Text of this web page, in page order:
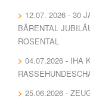
12.07. 2026 - 30
BÄRENTAL
ROSENTAL
04.07.2026 - IHA
25.06.2026 -